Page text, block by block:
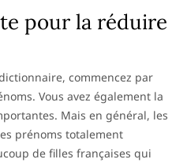
pour la réduire
commencez par
Vous avez également la
Mais en général, les
prénoms totalement
de filles françaises qui